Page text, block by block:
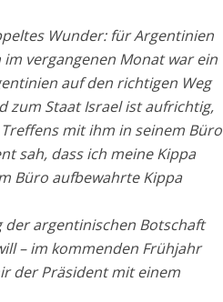
Wunder: für Argentinien
vergangenen Monat war ein
auf den richtigen Weg
zum Staat Israel ist aufrichtig,
mit ihm in seinem Büro
sah, dass ich meine Kippa
Büro aufbewahrte Kippa
argentinischen Botschaft
– im kommenden Frühjahr
der Präsident mit einem